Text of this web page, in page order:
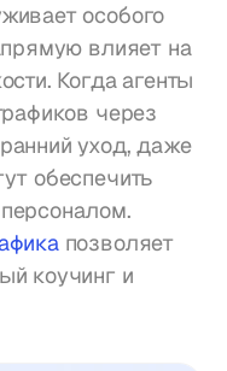
особого
влияет на
Когда агенты
через
уход, даже
обеспечить
позволяет
коучинг и